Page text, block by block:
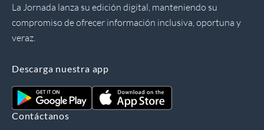
La Jornada lanza su edición digital, manteniendo su
compromiso de ofrecer información inclusiva, oportuna y
veraz.
Descarga nuestra app
Contáctanos